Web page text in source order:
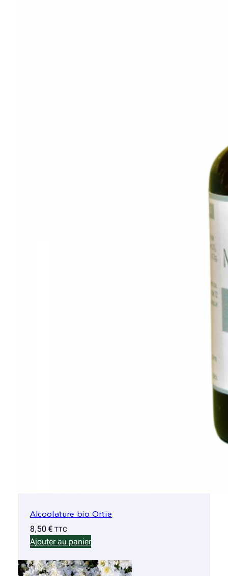
Alcoolature bio Ortie
8,50 € TTC
Ajouter au panier